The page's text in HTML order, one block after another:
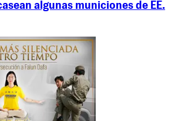
algunas municiones de EE.